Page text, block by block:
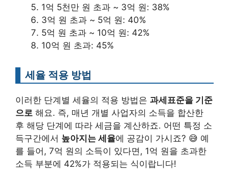
1억 5천만 원 초과 ~ 3억 원: 38%
3억 원 초과 ~ 5억 원: 40%
5억 원 초과 ~ 10억 원: 42%
10억 원 초과: 45%
세율 적용 방법
이러한 단계별 세율의 적용 방법은 과세표준을 기준
으로 해요. 즉, 매년 개별 사업자의 소득을 합산한
후 해당 단계에 따라 세금을 계산하죠. 어떤 특정 소
득구간에서 높아지는 세율에 공감이 가시죠? 😅 예
를 들어, 7억 원의 소득이 있다면, 1억 원을 초과한
소득 부분에 42%가 적용되는 식이랍니다!